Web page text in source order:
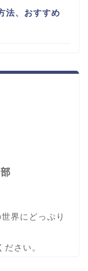
法、おすすめ
界にどっぷり
ださい。